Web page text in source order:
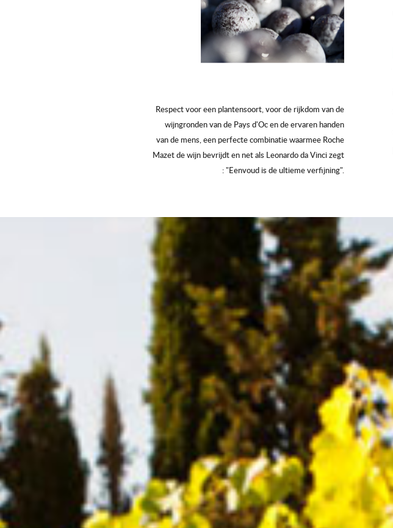
Respect voor een plantensoort, voor de rijkdom van de
wijngronden van de Pays d'Oc en de ervaren handen
van de mens, een perfecte combinatie waarmee Roche
Mazet de wijn bevrijdt en net als Leonardo da Vinci zegt
: "Eenvoud is de ultieme verfijning".